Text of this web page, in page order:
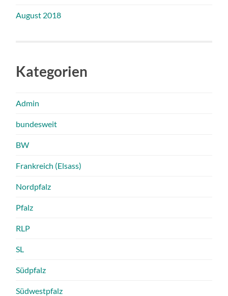
August 2018
Kategorien
Admin
bundesweit
BW
Frankreich (Elsass)
Nordpfalz
Pfalz
RLP
SL
Südpfalz
Südwestpfalz